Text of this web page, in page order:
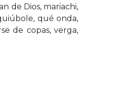
de Dios, mariachi,
qué onda,
de copas, verga,